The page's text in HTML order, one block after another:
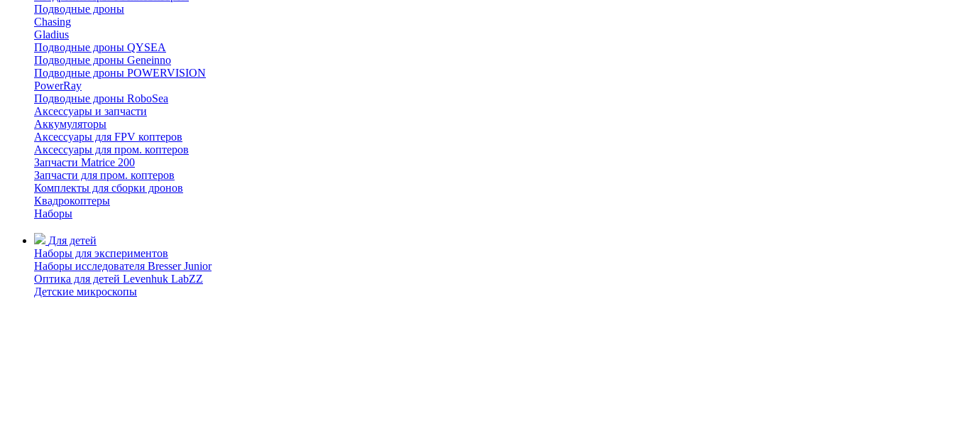
Подводные дроны
Chasing
Gladius
Подводные дроны QYSEA
Подводные дроны Geneinno
Подводные дроны POWERVISION
PowerRay
Подводные дроны RoboSea
Аксессуары и запчасти
Аккумуляторы
Аксессуары для FPV коптеров
Аксессуары для пром. коптеров
Запчасти Matrice 200
Запчасти для пром. коптеров
Комплекты для сборки дронов
Квадрокоптеры
Наборы
Для детей
Наборы для экспериментов
Наборы исследователя Bresser Junior
Оптика для детей Levenhuk LabZZ
Детские микроскопы